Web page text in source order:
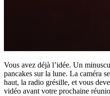
Vous avez déjà l’idée. Un
pancakes sur la lune. La caméra
haut, la radio grésille, et vous
vidéo avant votre prochaine